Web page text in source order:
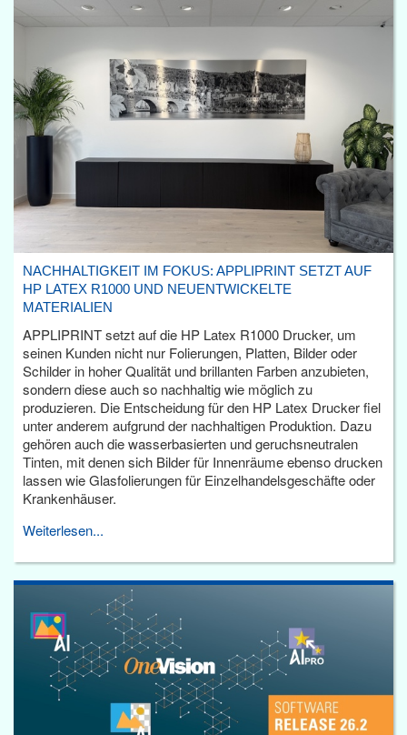
NACHHALTIGKEIT IM FOKUS: APPLIPRINT SETZT AUF
HP LATEX R1000 UND NEUENTWICKELTE
MATERIALIEN
APPLIPRINT setzt auf die HP Latex R1000 Drucker, um
seinen Kunden nicht nur Folierungen, Platten, Bilder oder
Schilder in hoher Qualität und brillanten Farben anzubieten,
sondern diese auch so nachhaltig wie möglich zu
produzieren. Die Entscheidung für den HP Latex Drucker fiel
unter anderem aufgrund der nachhaltigen Produktion. Dazu
gehören auch die wasserbasierten und geruchsneutralen
Tinten, mit denen sich Bilder für Innenräume ebenso drucken
lassen wie Glasfolierungen für Einzelhandelsgeschäfte oder
Krankenhäuser.
Weiterlesen...